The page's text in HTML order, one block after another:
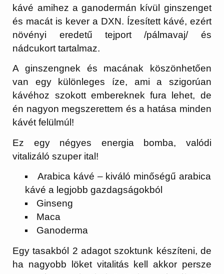
kávé amihez a ganodermán kívül ginszenget
és macát is kever a DXN. Ízesített kávé, ezért
növényi eredetű tejport /pálmavaj/ és
nádcukort tartalmaz.
A ginszengnek és macának köszönhetően
van egy különleges íze, ami a szigorúan
kávéhoz szokott embereknek fura lehet, de
én nagyon megszerettem és a hatása minden
kávét felülmúl!
Ez egy négyes energia bomba, valódi
vitalizáló szuper ital!
Arabica kávé – kiváló minőségű arabica
kávé a legjobb gazdagságokból
Ginseng
Maca
Ganoderma
Egy tasakból 2 adagot szoktunk készíteni, de
ha nagyobb löket vitalitás kell akkor persze